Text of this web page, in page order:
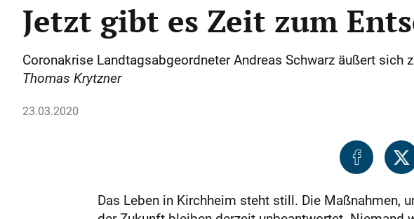
Jetzt gibt es Zeit zum
Coronakrise Landtagsabgeordneter Andreas Schwarz äußert
Thomas Krytzner
23.03.2020
Das Leben in Kirchheim steht still. Die Maßnahmen,